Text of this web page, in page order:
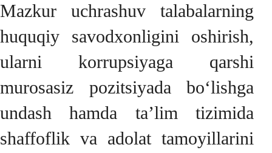
Mazkur uchrashuv talabalarning
huquqiy savodxonligini oshirish,
ularni korrupsiyaga qarshi
murosasiz pozitsiyada bo‘lishga
undash hamda ta’lim tizimida
shaffoflik va adolat tamoyillarini